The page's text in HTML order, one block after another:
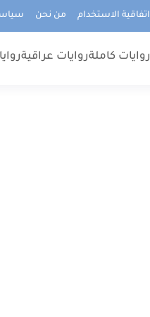
اتفاقية الاستخدام من نحن
روايات كاملةروايات عراقية